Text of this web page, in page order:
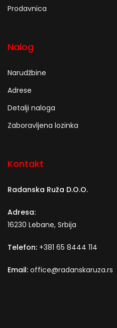
Prodavnica
Nalog
Narudžbine
Adrese
Detalji naloga
Zaboravljena lozinka
Kontakt
Radanska Ruža D.O.O.
Adresa:
16230 Lebane, Srbija
Telefon: +381 65 8444 114
Email: office@radanskaruza.rs